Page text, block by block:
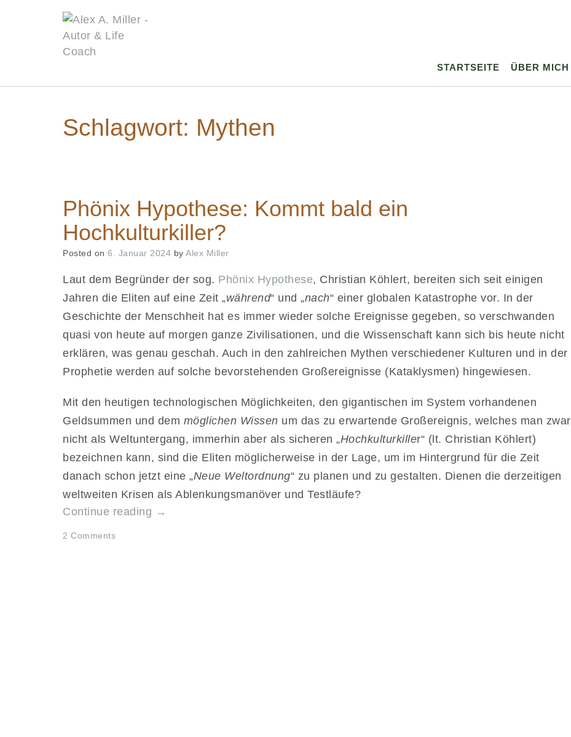
STARTSEITE ÜBER MICH
Schlagwort: Mythen
Phönix Hypothese: Kommt bald ein
Hochkulturkiller?
Posted on 6. Januar 2024 by Alex Miller
Laut dem Begründer der sog. Phönix Hypothese, Christian Köhlert, bereiten sich seit einigen
Jahren die Eliten auf eine Zeit „während“ und „nach“ einer globalen Katastrophe vor. In der
Geschichte der Menschheit hat es immer wieder solche Ereignisse gegeben, so verschwanden
quasi von heute auf morgen ganze Zivilisationen, und die Wissenschaft kann sich bis heute nicht
erklären, was genau geschah. Auch in den zahlreichen Mythen verschiedener Kulturen und in der
Prophetie werden auf solche bevorstehenden Großereignisse (Kataklysmen) hingewiesen.
Mit den heutigen technologischen Möglichkeiten, den gigantischen im System vorhandenen
Geldsummen und dem möglichen Wissen um das zu erwartende Großereignis, welches man zwar
nicht als Weltuntergang, immerhin aber als sicheren „Hochkulturkiller“ (lt. Christian Köhlert)
bezeichnen kann, sind die Eliten möglicherweise in der Lage, um im Hintergrund für die Zeit
danach schon jetzt eine „Neue Weltordnung“ zu planen und zu gestalten. Dienen die derzeitigen
weltweiten Krisen als Ablenkungsmanöver und Testläufe?
Continue reading „Phönix
→
2 Comments